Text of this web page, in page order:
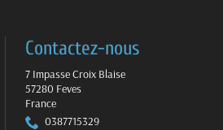
Contactez-nous
7 Impasse Croix Blaise
57280 Feves
France
0387715329